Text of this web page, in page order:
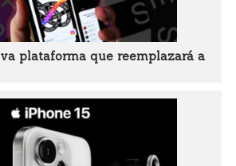
plataforma que reemplazará a